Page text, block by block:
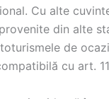
Cu alte
din alte
de
cu art.